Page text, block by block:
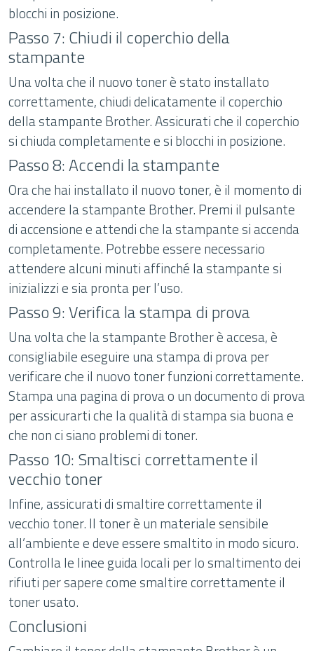
blocchi in posizione.
Passo 7: Chiudi il coperchio della
stampante
Una volta che il nuovo toner è stato installato
correttamente, chiudi delicatamente il coperchio
della stampante Brother. Assicurati che il coperchio
si chiuda completamente e si blocchi in posizione.
Passo 8: Accendi la stampante
Ora che hai installato il nuovo toner, è il momento di
accendere la stampante Brother. Premi il pulsante
di accensione e attendi che la stampante si accenda
completamente. Potrebbe essere necessario
attendere alcuni minuti affinché la stampante si
inizializzi e sia pronta per l’uso.
Passo 9: Verifica la stampa di prova
Una volta che la stampante Brother è accesa, è
consigliabile eseguire una stampa di prova per
verificare che il nuovo toner funzioni correttamente.
Stampa una pagina di prova o un documento di prova
per assicurarti che la qualità di stampa sia buona e
che non ci siano problemi di toner.
Passo 10: Smaltisci correttamente il
vecchio toner
Infine, assicurati di smaltire correttamente il
vecchio toner. Il toner è un materiale sensibile
all’ambiente e deve essere smaltito in modo sicuro.
Controlla le linee guida locali per lo smaltimento dei
rifiuti per sapere come smaltire correttamente il
toner usato.
Conclusioni